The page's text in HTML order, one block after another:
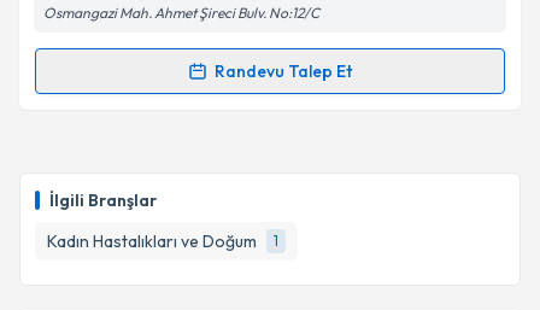
İlgili Branşlar
Kadın Hastalıkları ve Doğum
1
Osmangazi Mah. Ahmet Şireci Bulv. No:12/C
Randevu Talep Et
Randevu Takvimi Talebi
takvim hazırlandığında e-posta ile bilgilendireceğiz.